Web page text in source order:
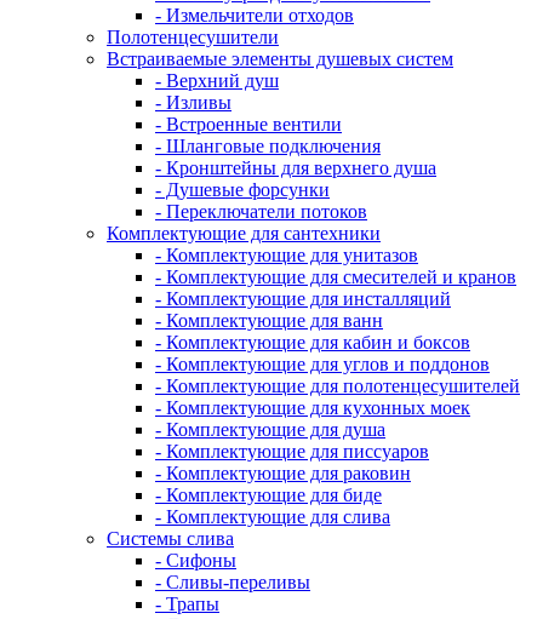
- Измельчители отходов
Полотенцесушители
Встраиваемые элементы душевых систем
- Верхний душ
- Изливы
- Встроенные вентили
- Шланговые подключения
- Кронштейны для верхнего душа
- Душевые форсунки
- Переключатели потоков
Комплектующие для сантехники
- Комплектующие для унитазов
- Комплектующие для смесителей и кранов
- Комплектующие для инсталляций
- Комплектующие для ванн
- Комплектующие для кабин и боксов
- Комплектующие для углов и поддонов
- Комплектующие для полотенцесушителей
- Комплектующие для кухонных моек
- Комплектующие для душа
- Комплектующие для писсуаров
- Комплектующие для раковин
- Комплектующие для биде
- Комплектующие для слива
Системы слива
- Сифоны
- Сливы-переливы
- Трапы